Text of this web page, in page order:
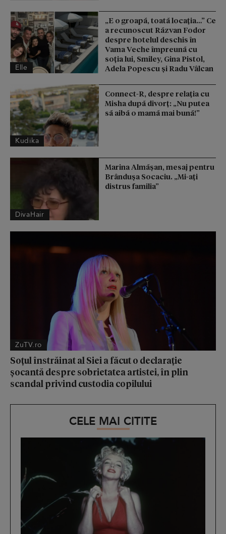
Elle
„E o groapă, toată locația…” Ce
a recunoscut Răzvan Fodor
despre hotelul deschis în
Vama Veche împreună cu
soția lui, Smiley, Gina Pistol,
Adela Popescu și Radu Vâlcan
Kudika
Connect-R, despre relația cu
Misha după divorț: „Nu putea
să aibă o mamă mai bună!”
DivaHair
Marina Almășan, mesaj pentru
Brândușa Socaciu. „Mi-ați
distrus familia”
ZuTV.ro
Soțul înstrăinat al Siei a făcut o declarație
șocantă despre sobrietatea artistei, în plin
scandal privind custodia copilului
CELE MAI CITITE